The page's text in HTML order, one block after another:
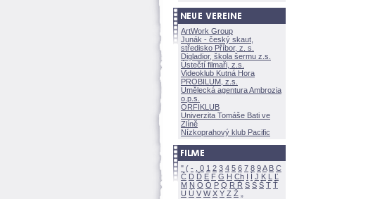
ArtWork Group
Junák - český skaut,
středisko Příbor, z. s.
Digladior, škola šermu z.s.
Ústečtí filmaři, z.s.
Videoklub Kutná Hora
PROBILUM, z.s.
Umělecká agentura Ambrozia
o.p.s.
ORFIKLUB
Univerzita Tomáše Bati ve
Zlíně
Nízkoprahový klub Pacific
" ( - 0 1 2 3 4 5 6 7 8 9A B C
Č D Ď E F G H Ch I Í J K L
Ľ
M N O Ó P Q R Ř S Ś T Ť
U Ú V W X Y Z